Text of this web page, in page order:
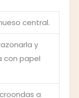
central.
y
con papel
a